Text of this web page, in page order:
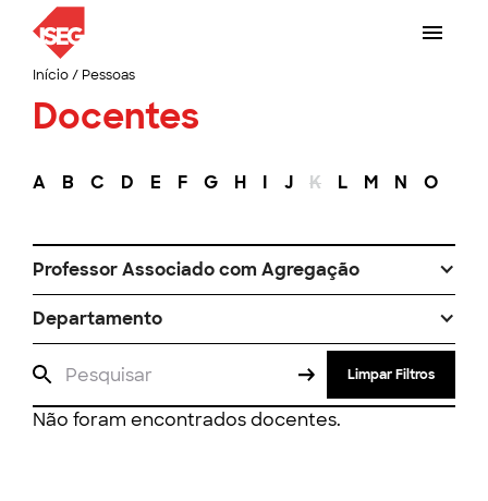
Início/ Pessoas
Docentes
A B C D E F G H I J K L M N O
Professor Associado com Agregação
Departamento
Limpar Filtros
Não foram encontrados docentes.